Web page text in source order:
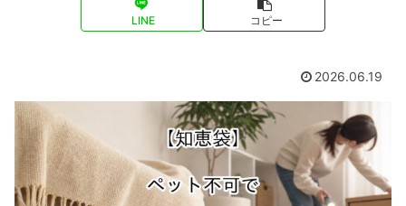
LINE コピー
2026.06.19